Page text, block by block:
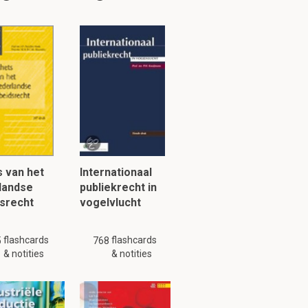
van het
flashcards
& notities
Internationaal
publiekrecht in
vogelvlucht
768 flashcards
& notities